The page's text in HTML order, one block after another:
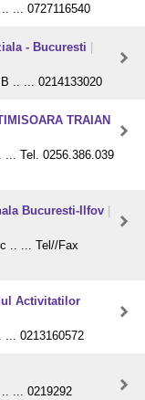
... 0727116540
- Bucuresti
.. ... 0214133020
TRAIAN
... Tel. 0256.386.039
Bucuresti-Ilfov
.. ... Tel//Fax
Activitatilor
0213160572
... 0219292